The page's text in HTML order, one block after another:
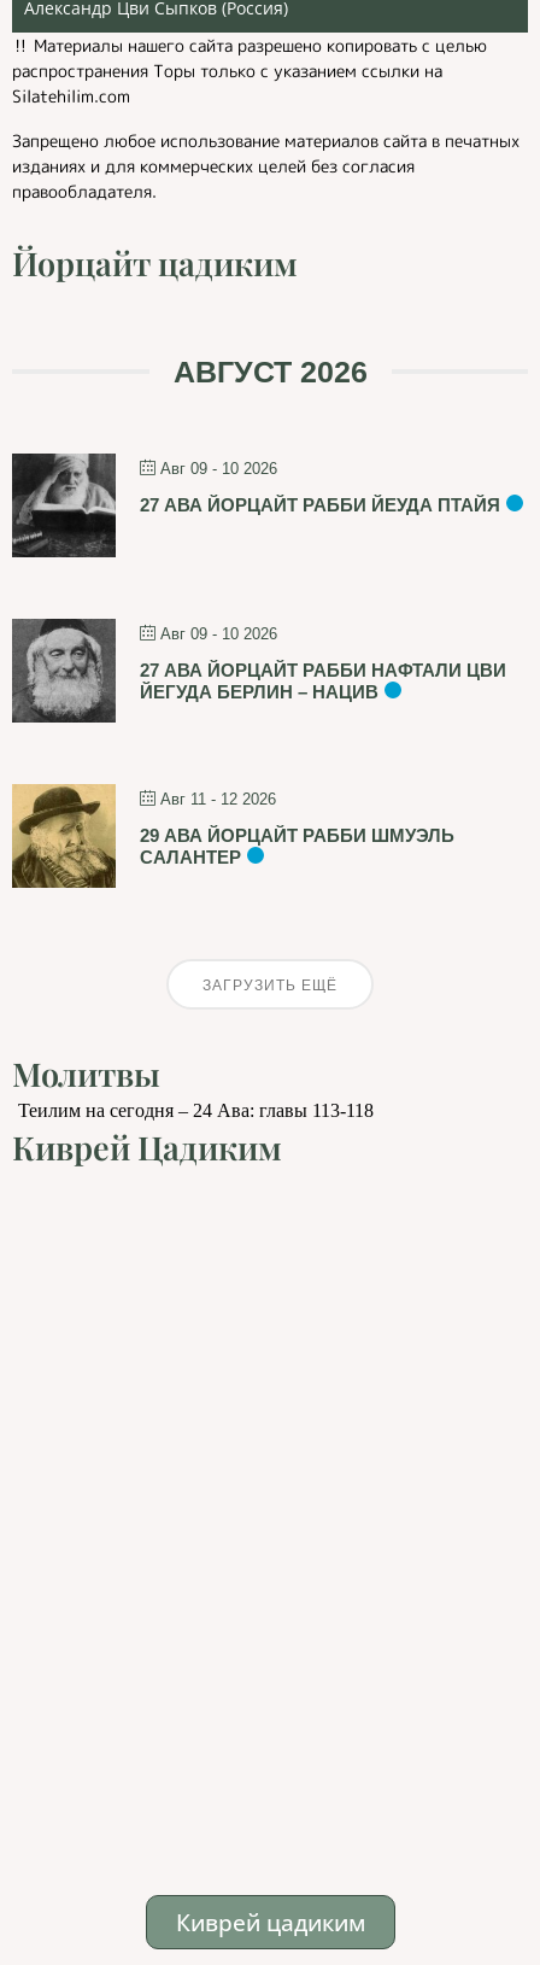
Александр Цви Сыпков (Россия)
‼️ Материалы нашего сайта разрешено копировать с целью
распространения Торы только с указанием ссылки на
Silatehilim.com
Запрещено любое использование материалов сайта в печатных
изданиях и для коммерческих целей без согласия
правообладателя.
Йорцайт цадиким
АВГУСТ 2026
Авг 09 - 10 2026
27 АВА ЙОРЦАЙТ РАББИ ЙЕУДА ПТАЙЯ
Авг 09 - 10 2026
27 АВА ЙОРЦАЙТ РАББИ НАФТАЛИ ЦВИ
ЙЕГУДА БЕРЛИН – НАЦИВ
Авг 11 - 12 2026
29 АВА ЙОРЦАЙТ РАББИ ШМУЭЛЬ
САЛАНТЕР
ЗАГРУЗИТЬ ЕЩЁ
Молитвы
Теилим на сегодня – 24 Ава: главы 113-118
Киврей Цадиким
Киврей цадиким